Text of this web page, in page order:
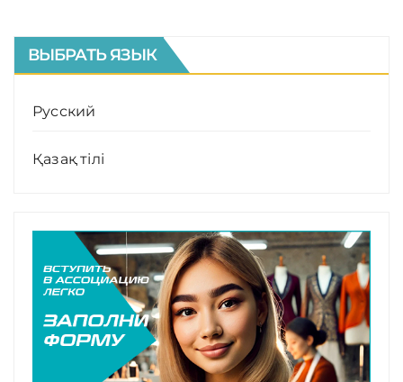
ВЫБРАТЬ ЯЗЫК
Русский
Қазақ тілі